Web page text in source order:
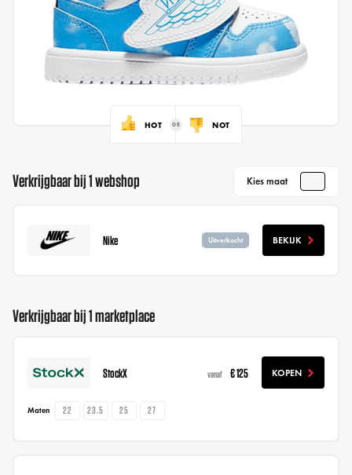
HOT NOT
Verkrijgbaar bij 1 webshop Kies maat
Nike Uitverkocht BEKIJK
Verkrijgbaar bij 1 marketplace
StockX vanaf € 125 KOPEN
Maten 22 23.5 25 27